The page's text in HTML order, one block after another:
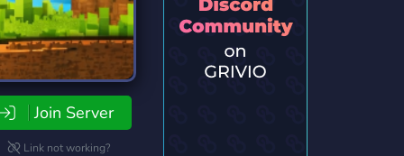
Join Server
Link not working?